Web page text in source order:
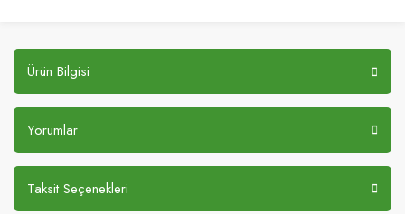
Ürün Bilgisi
Yorumlar
Taksit Seçenekleri